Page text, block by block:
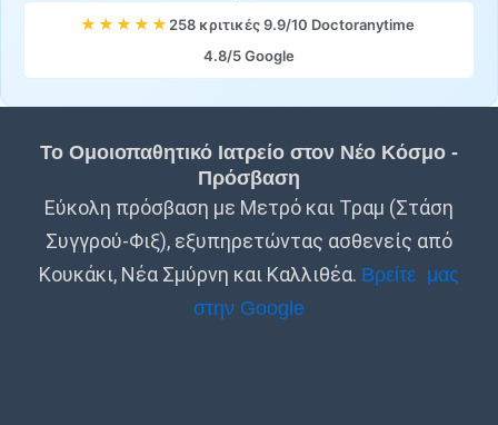
★★★★★ 258 κριτικές·9.9/10 Doctoranytime·
4.8/5 Google
Το Ομοιοπαθητικό Ιατρείο στον Νέο Κόσμο -
Πρόσβαση
Εύκολη πρόσβαση με Μετρό και Τραμ (Στάση
Συγγρού-Φιξ), εξυπηρετώντας ασθενείς από
Κουκάκι, Νέα Σμύρνη και Καλλιθέα. Βρείτε μας
στην Google